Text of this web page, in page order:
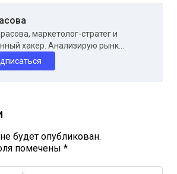
маркетолог-стратег и
хакер. Анализирую рынк...
будет опубликован.
помечены *